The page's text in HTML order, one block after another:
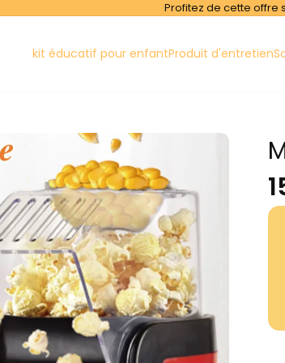
Profitez de cette offre
kit éducatif pour enfantProduit d'entretien